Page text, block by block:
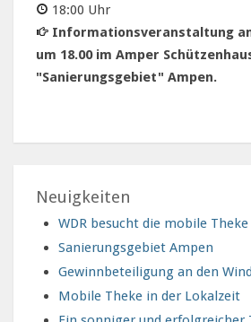
18:00 Uhr
Informationsveranstaltung
um 18.00 im Amper
"Sanierungsgebiet" Ampen.
Neuigkeiten
WDR besucht die mobile
Sanierungsgebiet Ampen
Gewinnbeteiligung an den
Mobile Theke in der Lokalzeit